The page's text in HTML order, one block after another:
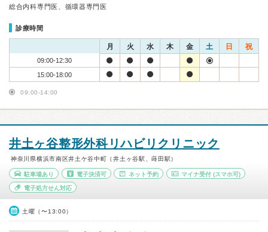
総合内科専門医、循環器専門医
診療時間
月 火 水 木 金 土 日 祝
09:00-12:30
15:00-18:00
09:00-14:00
井土ヶ谷整形外科リハビリクリニック
神奈川県横浜市南区井土ケ谷中町（井土ヶ谷駅、蒔田駅）
駐車場あり 電子決済可 ネット予約 マイナ受付 (スマホ可)
電子処方せん対応
土曜（〜13:00）